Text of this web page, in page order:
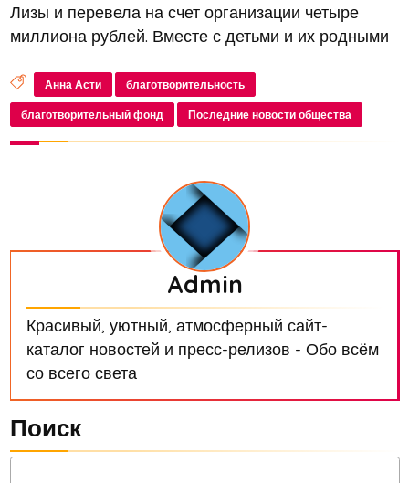
Лизы и перевела на счет организации четыре
миллиона рублей. Вместе с детьми и их родными
встречи песни певицы.
Анна Асти благотворительность
благотворительный фонд Последние новости общества
Admin
Красивый, уютный, атмосферный сайт-
каталог новостей и пресс-релизов - Обо всём
со всего света
Поиск